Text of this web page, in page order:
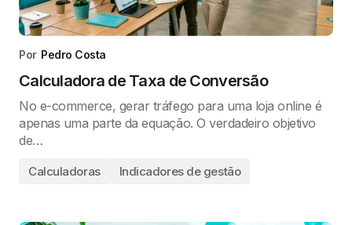
Por Pedro Costa
Calculadora de Taxa de Conversão
No e-commerce, gerar tráfego para uma loja online é
apenas uma parte da equação. O verdadeiro objetivo
de…
Calculadoras Indicadores de gestão